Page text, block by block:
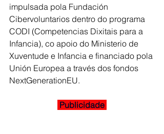
impulsada pola Fundación
Cibervoluntarios dentro do programa
CODI (Competencias Dixitais para a
Infancia), co apoio do Ministerio de
Xuventude e Infancia e financiado pola
Unión Europea a través dos fondos
NextGenerationEU.
Publicidade